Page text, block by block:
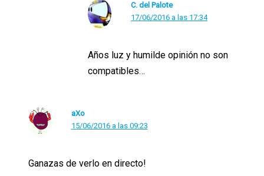
C. del Palote
17/06/2016 a las 17:34
Años luz y humilde opinión no son
compatibles…
aXo
15/06/2016 a las 09:23
Ganazas de verlo en directo!